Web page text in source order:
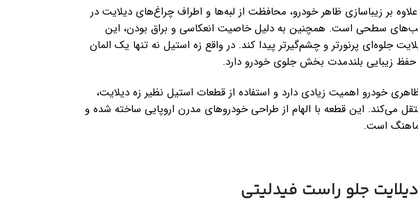
بر زیباسازی ظاهر خودرو، محافظت از لبه‌ها و اطراف چراغ‌های دیلایت در
سطحی است. همچنین به دلیل خاصیت انعکاسی و براق بودن، این
جلوه‌ای پرنورتر و چشم‌گیرتر پیدا کند. در واقع زه استیل نه تنها یک المان
حفظ زیبایی بلندمدت بخش جلوی خودرو دارد.
خودرو اهمیت زیادی دارد و استفاده از قطعات استیل نظیر زه دیلایت،
می‌کند. این قطعه با الهام از طراحی خودروهای مدرن اروپایی ساخته شده و
است.
جلو راست فیدلیتی